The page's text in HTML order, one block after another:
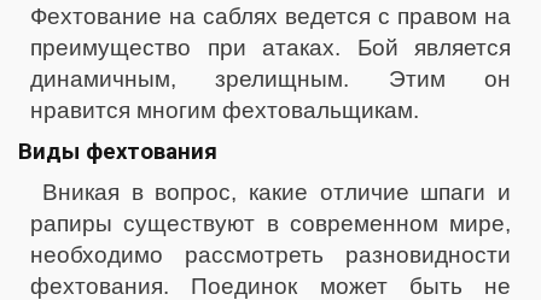
Фехтование на саблях ведется с правом на
преимущество при атаках. Бой является
динамичным, зрелищным. Этим он
нравится многим фехтовальщикам.
Виды фехтования
Вникая в вопрос, какие отличие шпаги и
рапиры существуют в современном мире,
необходимо рассмотреть разновидности
фехтования. Поединок может быть не